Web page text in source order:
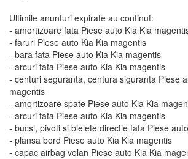
Ultimile anunturi expirate au continut:
- amortizoare fata Piese auto Kia Kia
- faruri Piese auto Kia Kia magentis
- bara fata Piese auto Kia Kia magentis
- arcuri fata Piese auto Kia Kia magentis
- centuri seguranta, centura siguranta Piese
magentis
- amortizoare spate Piese auto Kia Kia
- arcuri fata Piese auto Kia Kia magentis
- bucsi, pivoti si bielete directie fata Piese
- plansa bord Piese auto Kia Kia magentis
- capac airbag volan Piese auto Kia Kia